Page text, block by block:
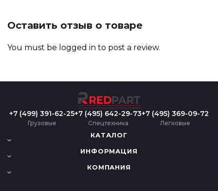
Оставить отзыв о товаре
You must be logged in to post a review.
+7 (499) 391-62-25
Грузовые
+7 (495) 642-29-73
Спецтехника
+7 (495) 369-09-72
Легковые
КАТАЛОГ
ИНФОРМАЦИЯ
КОМПАНИЯ